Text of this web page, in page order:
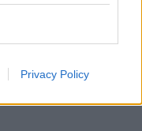
Privacy Policy
#ΥΠΕΝ